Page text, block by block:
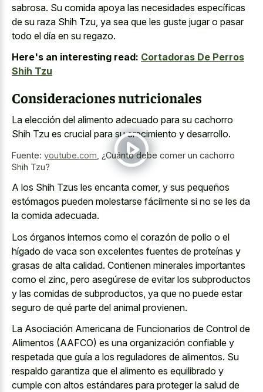
sabrosa. Su comida apoya las necesidades específicas
de su raza Shih Tzu, ya sea que les guste jugar o pasar
todo el día en su regazo.
Here's an interesting read: Cortadoras De Perros
Shih Tzu
Consideraciones nutricionales
La elección del alimento adecuado para su cachorro
Shih Tzu es crucial para su crecimiento y desarrollo.
Fuente: youtube.com ¿Cuánto debe comer un cachorro
Shih Tzu?
A los Shih Tzus les encanta comer, y sus pequeños
estómagos pueden molestarse fácilmente si no se les da
la comida adecuada.
Los órganos internos como el corazón de pollo o el
hígado de vaca son excelentes fuentes de proteínas y
grasas de alta calidad. Contienen minerales importantes
como el zinc, pero asegúrese de evitar los subproductos
y las comidas de subproductos, ya que no puede estar
seguro de qué parte del animal provienen.
La Asociación Americana de Funcionarios de Control de
Alimentos (AAFCO) es una organización confiable y
respetada que guía a los reguladores de alimentos. Su
respaldo garantiza que el alimento es equilibrado y
cumple con altos estándares para proteger la salud de